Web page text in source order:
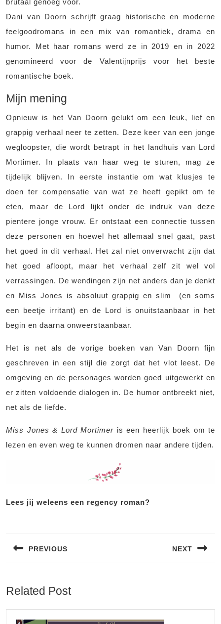
brutaal genoeg voor.
Dani van Doorn schrijft graag historische en moderne
feelgoodromans in een mix van romantiek, drama en
humor. Met haar romans werd ze in 2019 en in 2022
genomineerd voor de Valentijnprijs voor het beste
romantische boek.
Mijn mening
Opnieuw is het Van Doorn gelukt om een leuk, lief en
grappig verhaal neer te zetten. Deze keer van een jonge
wegloopster, die wordt betrapt in het landhuis van Lord
Mortimer. In plaats van haar weg te sturen, mag ze
tijdelijk blijven. In eerste instantie om wat klusjes te
doen ter compensatie van wat ze heeft gepikt om te
eten, maar de Lord lijkt onder de indruk van deze
pientere jonge vrouw. Er ontstaat een connectie tussen
deze personen en hoewel het allemaal snel gaat, past
het goed in dit verhaal. Het zal niet onverwacht zijn dat
het goed afloopt, maar het verhaal zelf zit wel vol
verrassingen. De wendingen zijn net anders dan je denkt
en Miss Jones is absoluut grappig en slim (en soms
een beetje irritant) en de Lord is onuitstaanbaar in het
begin en daarna onweerstaanbaar.
Het is net als de vorige boeken van Van Doorn fijn
geschreven in een stijl die zorgt dat het vlot leest. De
omgeving en de personages worden goed uitgewerkt en
er zitten voldoende dialogen in. De humor ontbreekt niet,
net als de liefde.
Miss Jones & Lord Mortimer is een heerlijk boek om te
lezen en even weg te kunnen dromen naar andere tijden.
Lees jij weleens een regency roman?
PREVIOUS NEXT
Related Post